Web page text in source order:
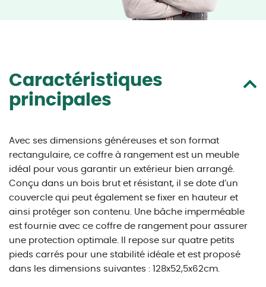
Caractéristiques
principales
Avec ses dimensions généreuses et son format
rectangulaire, ce coffre à rangement est un meuble
idéal pour vous garantir un extérieur bien arrangé.
Conçu dans un bois brut et résistant, il se dote d’un
couvercle qui peut également se fixer en hauteur et
ainsi protéger son contenu. Une bâche imperméable
est fournie avec ce coffre de rangement pour assurer
une protection optimale. Il repose sur quatre petits
pieds carrés pour une stabilité idéale et est proposé
dans les dimensions suivantes : 128x52,5x62cm.